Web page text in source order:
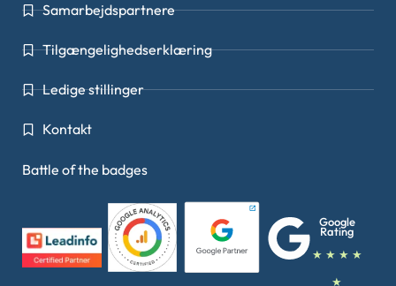
Samarbejdspartnere
Tilgængelighedserklæring
Ledige stillinger
Kontakt
Battle of the badges
Google
Rating
★ ★ ★ ★
★